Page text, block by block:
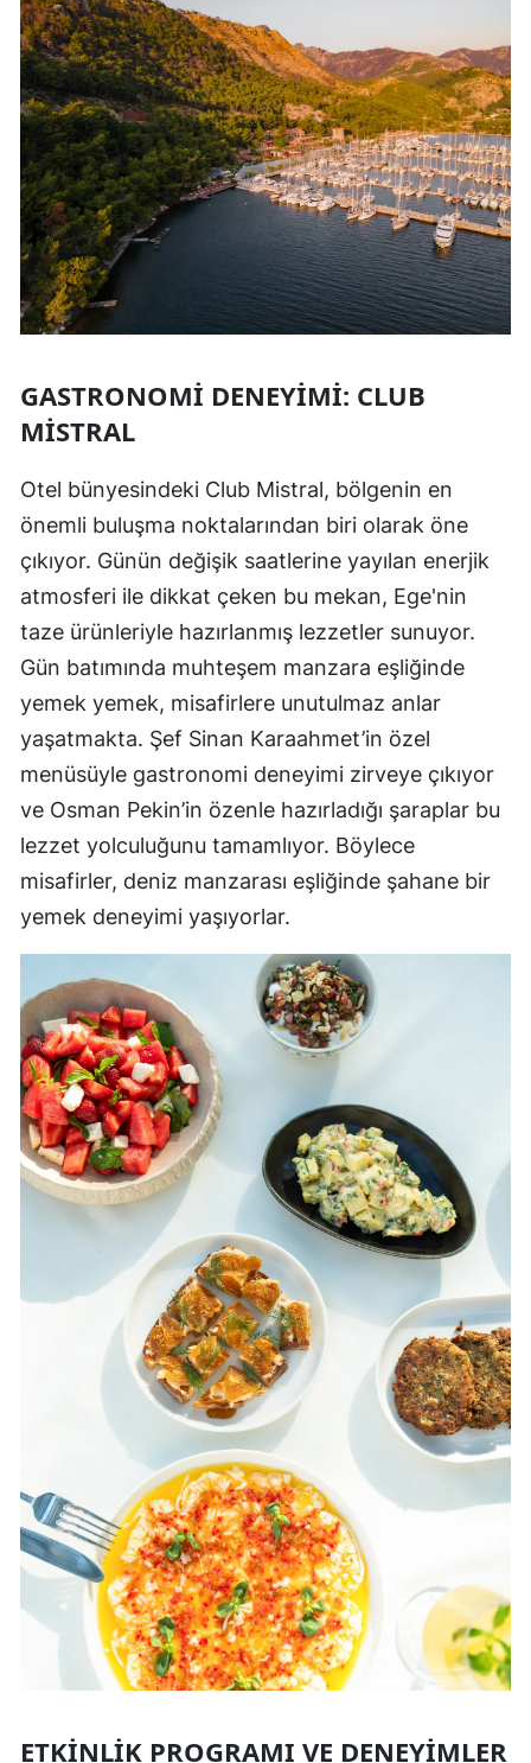
GASTRONOMI DENEYIMI: CLUB
MISTRAL
Otel bünyesindeki Club Mistral, bölgenin en
önemli buluşma noktalarından biri olarak öne
çıkıyor. Günün değişik saatlerine yayılan enerjik
atmosferi ile dikkat çeken bu mekan, Ege'nin
taze ürünleriyle hazırlanmış lezzetler sunuyor.
Gün batımında muhteşem manzara eşliğinde
yemek yemek, misafirlere unutulmaz anlar
yaşatmakta. Şef Sinan Karaahmet’in özel
menüsüyle gastronomi deneyimi zirveye çıkıyor
ve Osman Pekin’in özenle hazırladığı şaraplar bu
lezzet yolculuğunu tamamlıyor. Böylece
misafirler, deniz manzarası eşliğinde şahane bir
yemek deneyimi yaşıyorlar.
ETKINLIK PROGRAMI VE DENEYIMLER